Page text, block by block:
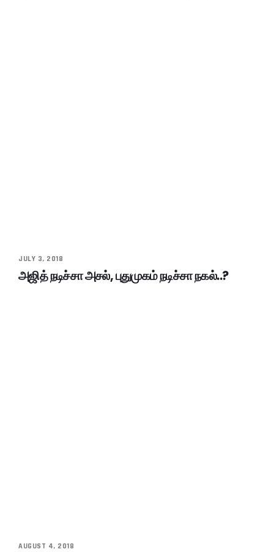
JULY 3, 2018
அஜித் நடிச்சா அசல், புதுமுகம் நடிச்சா நகல்..?
AUGUST 4, 2018